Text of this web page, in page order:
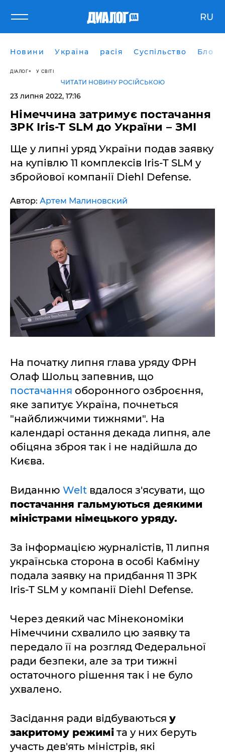
RU
Новини Україна расія Суспільство Блоги
ДІАЛОГ У СВІТІ
ЧИТАТИ НОВИНУ РОСІЙСЬКОЮ
23 липня 2022, 17:16
Німеччина затримує постачання
ЗРК Iris-T SLM до України – ЗМІ
Ще у липні уряд України подав заявку
на купівлю 11 комплексів Iris-T SLM у
збройової компанії Diehl Defense.
Автор: Артем Малиновский
На початку липня глава уряду ФРН
Олаф Шольц запевнив, що
постачання оборонного озброєння,
яке запитує Україна, почнеться
"найближчими тижнями". На
календарі остання декада липня, але
обіцяна зброя так і не надійшла до
Києва.
Виданню Welt вдалося з'ясувати, що
постачання гальмуються деякими
міністрами німецького уряду.
За інформацією журналістів, 11 липня
українська сторона в особі Кабміну
подала заявку на придбання 11 ЗРК
Iris-T SLM у компанії Diehl Defense.
Через деякий час Мінекономіки
Німеччини схвалило цю заявку та
передало її на розгляд Федеральної
ради безпеки, але за три тижні
остаточного рішення так і не було
ухвалено.
Засідання ради відбуваються у
закритому режимі та у них беруть
участь дев'ять міністрів, які